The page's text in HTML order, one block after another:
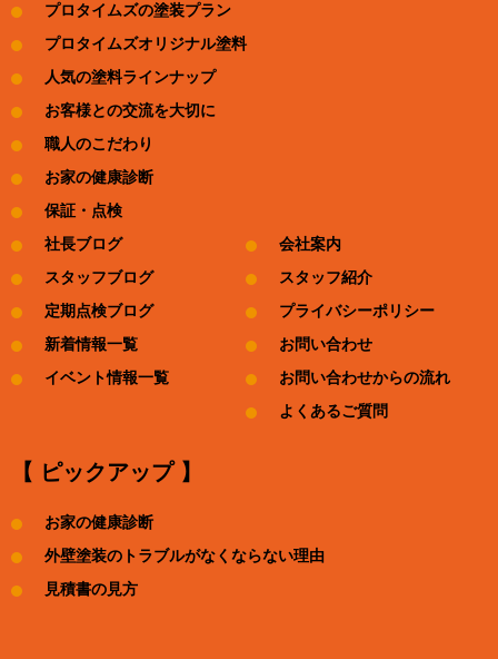
プロタイムズの塗装プラン
プロタイムズオリジナル塗料
人気の塗料ラインナップ
お客様との交流を大切に
職人のこだわり
お家の健康診断
保証・点検
社長ブログ
スタッフブログ
定期点検ブログ
新着情報一覧
イベント情報一覧
会社案内
スタッフ紹介
プライバシーポリシー
お問い合わせ
お問い合わせからの流れ
よくあるご質問
【 ピックアップ 】
お家の健康診断
外壁塗装のトラブルがなくならない理由
見積書の見方